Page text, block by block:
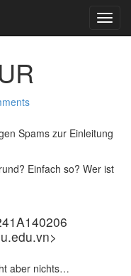
Spams zur Einleitung
Einfach so? Wer ist
aber nichts…